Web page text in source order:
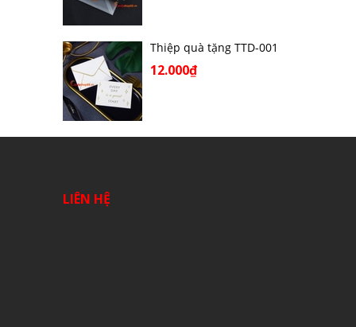
Thiệp quà tặng TTD-001
12.000₫
LIÊN HỆ